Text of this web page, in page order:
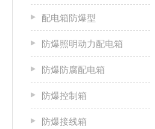
配电箱防爆型
防爆照明动力配电箱
防爆防腐配电箱
防爆控制箱
防爆接线箱